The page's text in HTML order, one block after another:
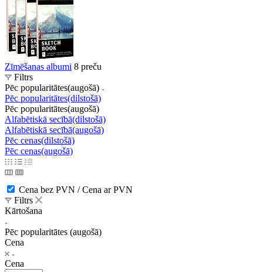
Zīmēšanas albumi 8 preču
Filtrs
Pēc popularitātes(augošā)
Pēc popularitātes(dilstošā)
Pēc popularitātes(augošā)
Alfabētiskā secībā(dilstošā)
Alfabētiskā secībā(augošā)
Pēc cenas(dilstošā)
Pēc cenas(augošā)
Cena bez PVN / Cena ar PVN
Filtrs
Kārtošana
Pēc popularitātes (augošā)
Cena
Cena